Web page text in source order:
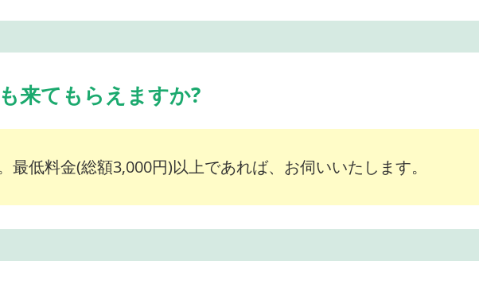
来てもらえますか?
最低料金(総額3,000円)以上であれば、お伺いいたします。